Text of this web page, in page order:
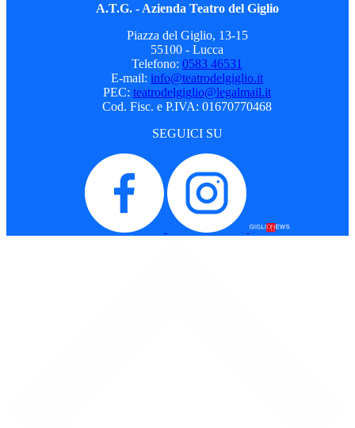
A.T.G. - Azienda Teatro del Giglio
Piazza del Giglio, 13-15
55100 - Lucca
Telefono: 0583 46531
E-mail: info@teatrodelgiglio.it
PEC: teatrodelgiglio@legalmail.it
Cod. Fisc. e P.IVA: 01670770468
SEGUICI SU